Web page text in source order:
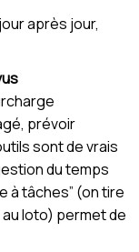
après jour,
prévoir
sont de vrais
du temps
à tâches” (on tire
loto) permet de